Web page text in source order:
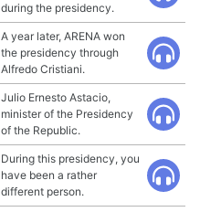
during the presidency.
A year later, ARENA won
the presidency through
Alfredo Cristiani.
Julio Ernesto Astacio,
minister of the Presidency
of the Republic.
During this presidency, you
have been a rather
different person.